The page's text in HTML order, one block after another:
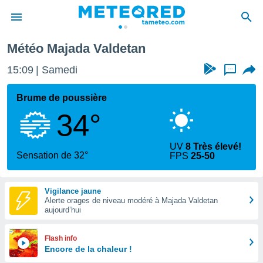
de
Météo Majada Valdetan
15:09 Samedi ...
Brume de poussière
34°
Sensation de 32°
UV8 Très élevé!
FPS25-50
Vigilance jaune
Alerte orages de niveau modéré à Majada Valdetan
aujourd’hui
Flash info
Encore de la chaleur !